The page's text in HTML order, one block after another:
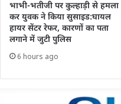
भाभी-भतीजी पर कुल्हाड़ी से हमला
कर युवक ने किया सुसाइड:घायल
हायर सेंटर रेफर, कारणों का पता
लगाने में जुटी पुलिस
6 hours ago